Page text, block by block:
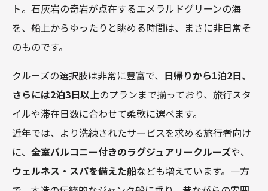
ト。石灰岩の奇岩が点在するエメラルドグリーンの海
を、船上からゆったりと眺める時間は、まさに非日常そ
のものです。
クルーズの選択肢は非常に豊富で、 日帰りから1泊2日、
さらには2泊3日以上のプランまで揃っており、旅行スタ
イルや滞在日数に合わせて柔軟に選べます。
近年では、より洗練されたサービスを求める旅行者向け
に、 全室バルコニー付きのラグジュアリークルーズや、
ウェルネス・スパを備えた船なども増えています。一方